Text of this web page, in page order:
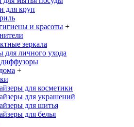
для круп
и красоты +
зеркала
для личного ухода
+
для косметики
для украшений
для шитья
для белья